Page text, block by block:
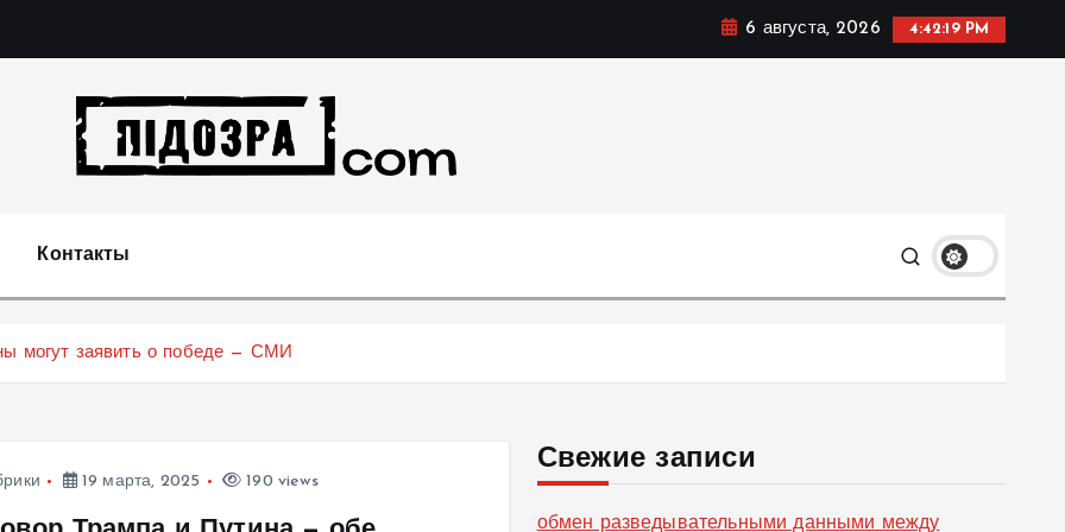
6 августа, 2026 4:42:20 PM
Контакты
могут заявить о победе — СМИ
19 марта, 2025 190 views
Свежие записи
обмен разведывательными данными между